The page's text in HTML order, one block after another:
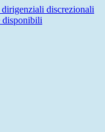
discrezionali
disponibili